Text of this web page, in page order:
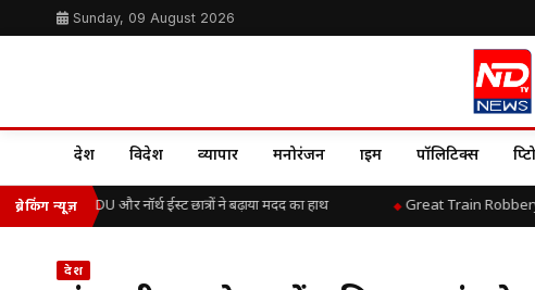
Sunday, 09 August 2026
देश विदेश व्यापार मनोरंजन क्राइम पॉलिटिक्स क्रिप्टो
ब्रेकिंग न्यूज़
Gen Z, DU और नॉर्थ ईस्ट छात्रों ने बढ़ाया मदद का हाथ Great Train Robbery,
देश